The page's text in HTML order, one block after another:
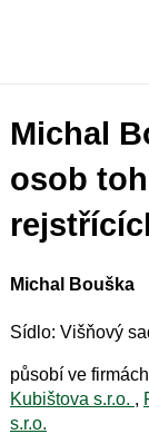
Michal
osob
Michal Bouška
Sídlo: Višňový
působí ve
Kubištova s.r.o. ,
s.r.o.